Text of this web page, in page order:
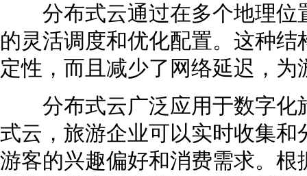
分布式云通过在多个地理位
的灵活调度和优化配置。这种
定性，而且减少了网络延迟，
分布式云广泛应用于数字化
式云，旅游企业可以实时收集
游客的兴趣偏好和消费需求。